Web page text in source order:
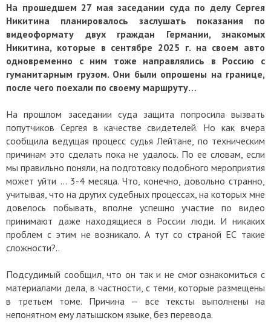
На прошедшем 27 мая заседании суда по делу Сергея
Никитина планировалось заслушать показания по
видеоформату двух граждан Германии, знакомых
Никитина, которые в сентябре 2025 г. на своем авто
одновременно с ним тоже направлялись в Россию с
гуманитарным грузом. Они были опрошены на границе,
после чего поехали по своему маршруту…
На прошлом заседании суда защита попросила вызвать
попутчиков Сергея в качестве свидетелей. Но как вчера
сообщила ведущая процесс судья Лейтане, по техническим
причинам это сделать пока не удалось. По ее словам, если
мы правильно поняли, на подготовку подобного мероприятия
может уйти … 3-4 месяца. Что, конечно, довольно странно,
учитывая, что на других судебных процессах, на которых мне
довелось побывать, вполне успешно участие по видео
принимают даже находящиеся в России люди. И никаких
проблем с этим не возникало. А тут со страной ЕС такие
сложности?..
Подсудимый сообщил, что он так и не смог ознакомиться с
материалами дела, в частности, с теми, которые размещены
в третьем томе. Причина — все тексты выполнены на
непонятном ему латышском языке, без перевода.